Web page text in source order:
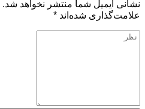
نشانی ایمیل شما منتشر نخواهد شد.
علامت‌گذاری شده‌اند *